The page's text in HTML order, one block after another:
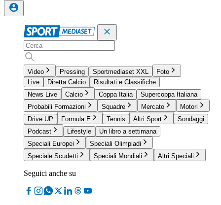
Video Pressing Sportmediaset XXL
Foto
Live
Diretta Calcio
Risultati e Classifiche
News Live
Calcio Coppa Italia
Supercoppa Italiana
Probabili Formazioni
Squadre Mercato
Motori
Drive UP
Formula E Tennis Altri Sport
Sondaggi
Podcast
Lifestyle
Un libro a settimana
Speciali Europei
Speciali Olimpiadi
Speciale Scudetti
Speciali Mondiali Altri Speciali
Seguici anche su